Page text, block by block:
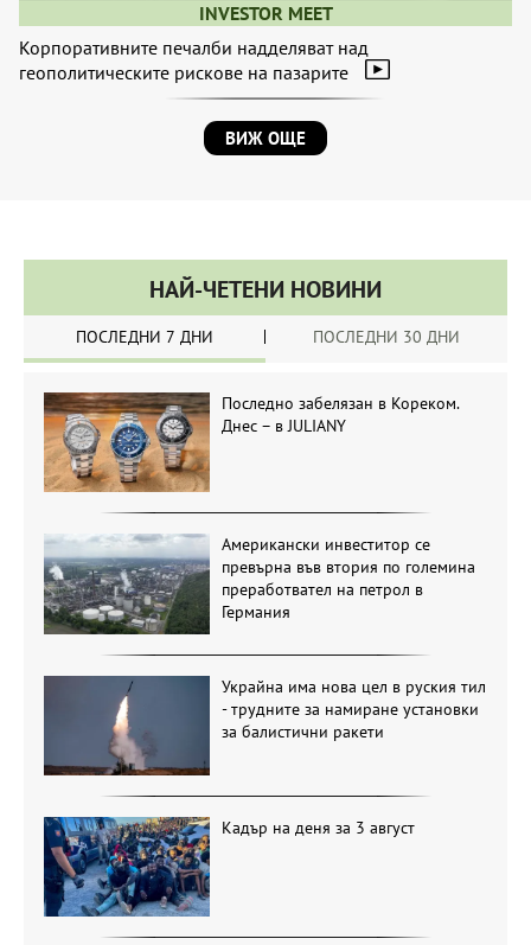
INVESTOR MEET
Корпоративните печалби надделяват над
геополитическите рискове на пазарите
ВИЖ ОЩЕ
НАЙ-ЧЕТЕНИ НОВИНИ
ПОСЛЕДНИ 7 ДНИ ПОСЛЕДНИ 30 ДНИ
Последно забелязан в Кореком.
Днес – в JULIANY
Американски инвеститор се
превърна във втория по големина
преработвател на петрол в
Германия
Украйна има нова цел в руския тил
- трудните за намиране установки
за балистични ракети
Кадър на деня за 3 август